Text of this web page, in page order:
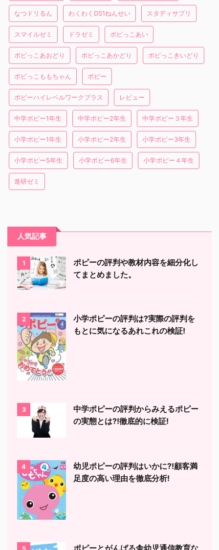
なつドリるん わくわくDS1ねんせい スタディサプリ
スマイルゼミ ドラゼミ ポピっこあい
ポピっこあおどり ポピっこあかどり ポピっこきいどり
ポピっこももちゃん ポピー
ポピーハイレベルワークプラス レビュー
中学ポピー1年生 中学ポピー2年生 中学ポピー３年生
小学ポピー1年生 小学ポピー2年生 小学ポピー3年生
小学ポピー5年生 小学ポピー6年生 小学ポピー４年生
進研ゼミ
人気記事
1
ポピーの評判や教材内容を細分化し
てまとめました。
2
小学ポピーの評判は?実際の評判を
もとに気になるあれこれの検証!
3
中学ポピーの評判からみえるポピー
の実態とは?!徹底的に検証!
4
幼児ポピーの評判はいかに?!顧客満
足度の高い理由を徹底分析!